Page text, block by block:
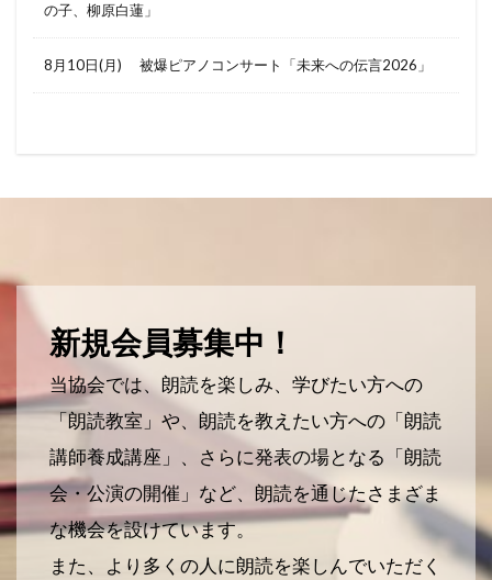
の子、柳原白蓮」
8月10日(月) 被爆ピアノコンサート「未来への伝言2026」
新規会員募集中！
当協会では、朗読を楽しみ、学びたい方への
「朗読教室」や、朗読を教えたい方への「朗読
講師養成講座」、さらに発表の場となる「朗読
会・公演の開催」など、朗読を通じたさまざま
な機会を設けています。
また、より多くの人に朗読を楽しんでいただく